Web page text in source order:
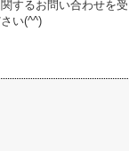
するお問い合わせを
い(^^)